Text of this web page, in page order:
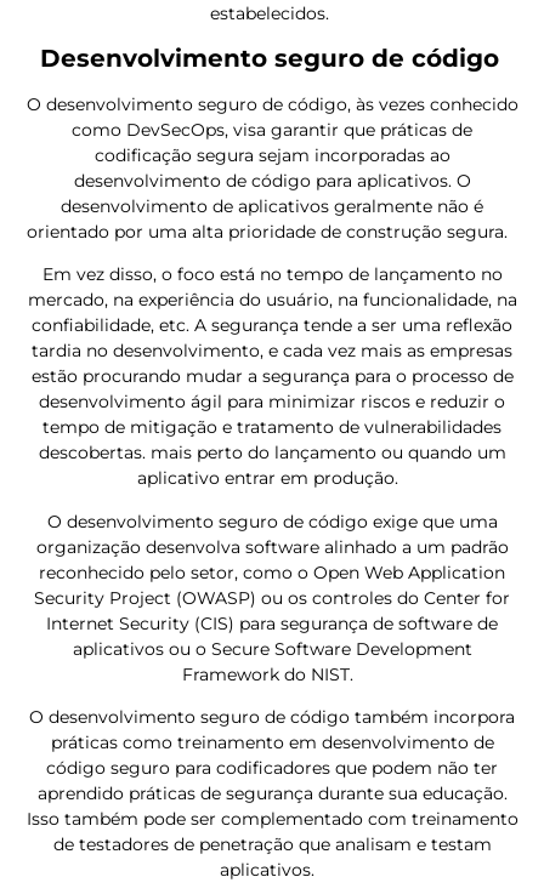
estabelecidos.
Desenvolvimento seguro de código
O desenvolvimento seguro de código, às vezes conhecido
como DevSecOps, visa garantir que práticas de
codificação segura sejam incorporadas ao
desenvolvimento de código para aplicativos. O
desenvolvimento de aplicativos geralmente não é
orientado por uma alta prioridade de construção segura.
Em vez disso, o foco está no tempo de lançamento no
mercado, na experiência do usuário, na funcionalidade, na
confiabilidade, etc. A segurança tende a ser uma reflexão
tardia no desenvolvimento, e cada vez mais as empresas
estão procurando mudar a segurança para o processo de
desenvolvimento ágil para minimizar riscos e reduzir o
tempo de mitigação e tratamento de vulnerabilidades
descobertas. mais perto do lançamento ou quando um
aplicativo entrar em produção.
O desenvolvimento seguro de código exige que uma
organização desenvolva software alinhado a um padrão
reconhecido pelo setor, como o Open Web Application
Security Project (OWASP) ou os controles do Center for
Internet Security (CIS) para segurança de software de
aplicativos ou o Secure Software Development
Framework do NIST.
O desenvolvimento seguro de código também incorpora
práticas como treinamento em desenvolvimento de
código seguro para codificadores que podem não ter
aprendido práticas de segurança durante sua educação.
Isso também pode ser complementado com treinamento
de testadores de penetração que analisam e testam
aplicativos.